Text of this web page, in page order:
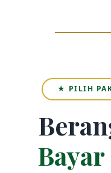
★ PILIH